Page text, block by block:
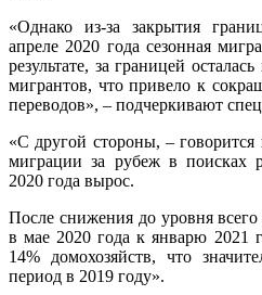
«Однако из-за закрытия
апреле 2020 года сезонная
результате, за границей
мигрантов, что привело к
переводов», – подчеркивают
«С другой стороны, –
миграции за рубеж в поисках
2020 года вырос.
После снижения до уровня
в мае 2020 года к январю 2021
14% домохозяйств, что
период в 2019 году».